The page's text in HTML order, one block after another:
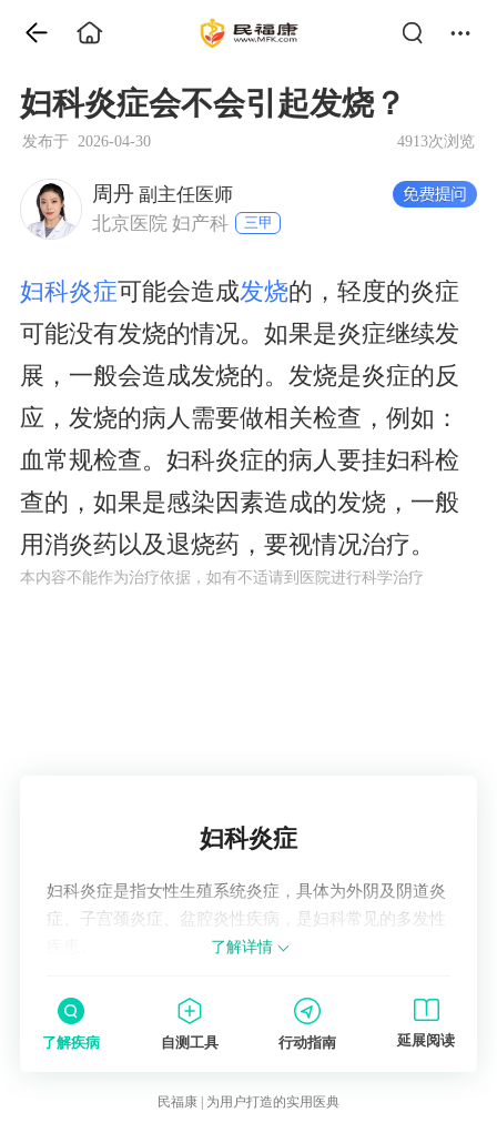
妇科炎症会不会引起发烧？
发布于 2026-04-30 4913次浏览
周丹 副主任医师
北京医院 妇产科
三甲
妇科炎症可能会造成发烧的，轻度的炎症
可能没有发烧的情况。如果是炎症继续发
展，一般会造成发烧的。发烧是炎症的反
应，发烧的病人需要做相关检查，例如：
血常规检查。妇科炎症的病人要挂妇科检
查的，如果是感染因素造成的发烧，一般
用消炎药以及退烧药，要视情况治疗。
本内容不能作为治疗依据，如有不适请到医院进行科学治疗
妇科炎症
妇科炎症是指女性生殖系统炎症，具体为外阴及阴道炎
症、子宫颈炎症、盆腔炎性疾病，是妇科常见的多发性
了解详情
了解疾病 自测工具 行动指南 延展阅读
民福康 | 为用户打造的实用医典